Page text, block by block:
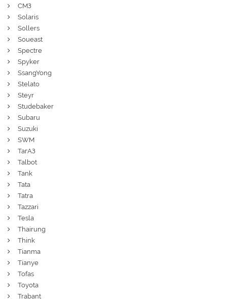
СМЗ
Solaris
Sollers
Soueast
Spectre
Spyker
SsangYong
Stelato
Steyr
Studebaker
Subaru
Suzuki
SWM
ТагАЗ
Talbot
Tank
Tata
Tatra
Tazzari
Tesla
Thairung
Think
Tianma
Tianye
Tofas
Toyota
Trabant